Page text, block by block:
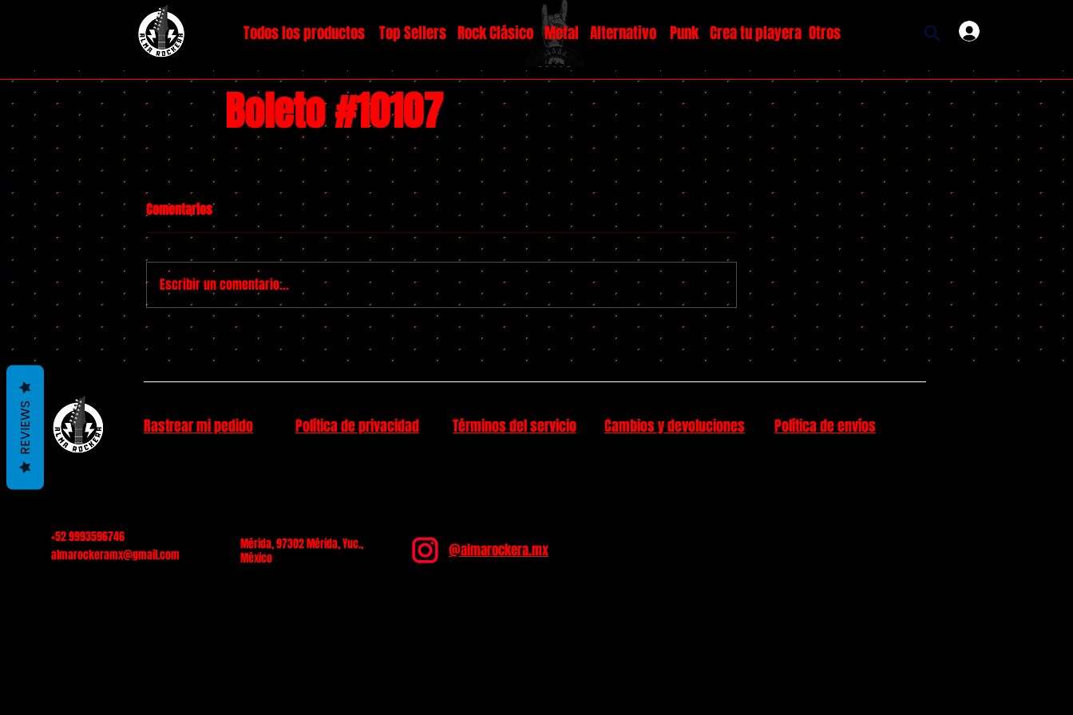
Top Sellers Rock Clásico Metal Alternativo Punk Crea tu playera Otros
Todos los productos
Boleto #10107
Comentarios
Escribir un comentario...
Rastrear mi pedido Política de privacidad Términos del servicio Cambios y devoluciones Política de envíos
+52 9993596746
almarockeramx@gmail.com
Mérida, 97302 Mérida, Yuc.,
México
@almarockera.mx
REVIEWS